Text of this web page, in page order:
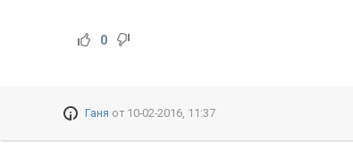
0
Ганя от 10-02-2016, 11:37